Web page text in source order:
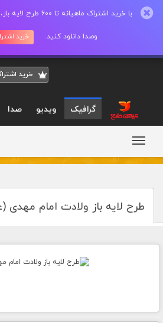
با خرید اشتراک
وصدا دانلود کنید. خرید
خريد
گرافیک ویدیو صدا
طرح لایه باز ولادت امام مهدی